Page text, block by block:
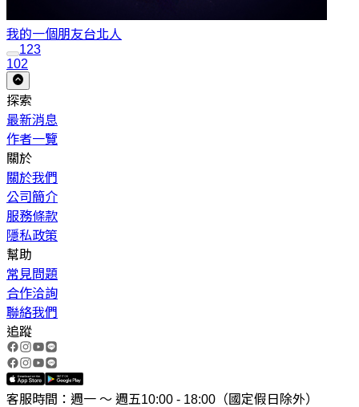
我的一個朋友台北人
123
102
探索
最新消息
作者一覽
關於
關於我們
公司簡介
服務條款
隱私政策
幫助
常見問題
合作洽詢
聯絡我們
追蹤
客服時間：週一 ～ 週五10:00 - 18:00（國定假日除外）